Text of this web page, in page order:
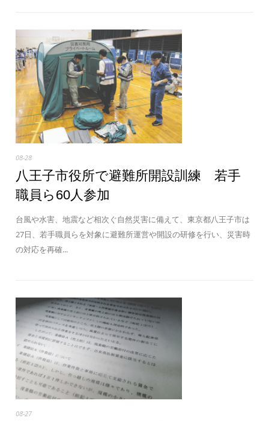
08-28
八王子市役所で避難所開設訓練 若手
職員ら60人参加
台風や水害、地震など相次ぐ自然災害に備えて、東京都八王子市は
27日、若手職員らを対象に避難所運営や開設の研修を行い、災害時
の対応を再確...
08-27